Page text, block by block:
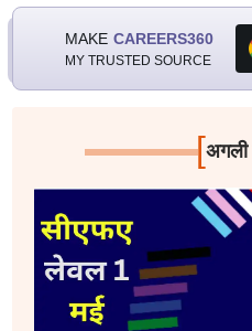
MAKE CAREERS360
MY TRUSTED SOURCE
[